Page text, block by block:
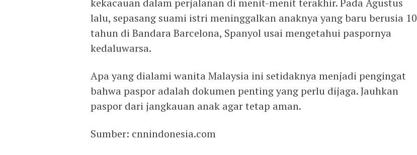
kekacauan dalam perjalanan di menit-menit terakhir. Pada Agustus
lalu, sepasang suami istri meninggalkan anaknya yang baru berusia 10
tahun di Bandara Barcelona, Spanyol usai mengetahui paspornya
kedaluwarsa.
Apa yang dialami wanita Malaysia ini setidaknya menjadi pengingat
bahwa paspor adalah dokumen penting yang perlu dijaga. Jauhkan
paspor dari jangkauan anak agar tetap aman.
Sumber: cnnindonesia.com